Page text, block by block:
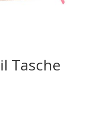
Tasche